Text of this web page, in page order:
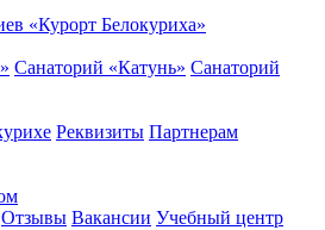
«Курорт Белокуриха»
Санаторий «Катунь» Санаторий
Реквизиты Партнерам
Отзывы Вакансии Учебный центр